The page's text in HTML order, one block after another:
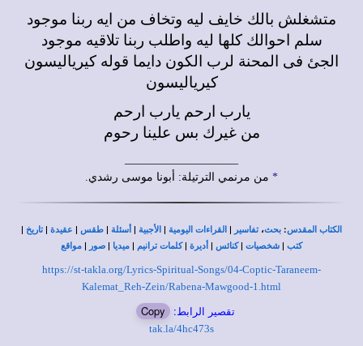
متشغلش بالك خايف ليه وتخاف من ايه ربنا موجود
سلم احوالك كلها ليه واطلب ربنا تلاقيه موجود
الجئ فى المحنة لرب الكون دايما قوله كيرياليسون
كيرياليسون
يارب ارحم يارب ارحم
من غيرك بس علينا رحوم
* من مرنمي الترتيلة: أبونا موسى رشدي.
الكتاب المقدس: بحث،تفاسير | القراءات اليومية | الأجبية | أسئلة | طقس | عقيدة |تاريخ |
كتب | شخصيات |كنائس | أديرة |كلمات ترانيم | ميديا | صور | مواقع
https://st-takla.org/Lyrics-Spiritual-Songs/04-Coptic-Taraneem-
Kalemat_Reh-Zein/Rabena-Mawgood-1.html
تقصير الرابط: Copy
tak.la/4hc473s